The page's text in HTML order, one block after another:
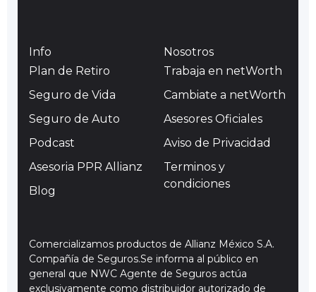
Info
Plan de Retiro
Seguro de Vida
Seguro de Auto
Podcast
Asesoria PPR Allianz
Blog
Nosotros
Trabaja en netWorth
Cambiate a netWorth
Asesores Oficiales
Aviso de Privacidad
Terminos y
condiciones
Comercializamos productos de Allianz México S.A.
Compañía de Seguros.Se informa al público en
general que NWC Agente de Seguros actúa
exclusivamente como distribuidor autorizado de